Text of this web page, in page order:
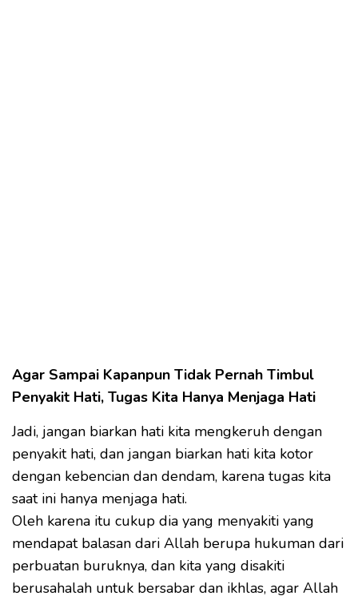
Agar Sampai Kapanpun Tidak Pernah Timbul
Penyakit Hati, Tugas Kita Hanya Menjaga Hati
Jadi, jangan biarkan hati kita mengkeruh dengan
penyakit hati, dan jangan biarkan hati kita kotor
dengan kebencian dan dendam, karena tugas kita
saat ini hanya menjaga hati.
Oleh karena itu cukup dia yang menyakiti yang
mendapat balasan dari Allah berupa hukuman dari
perbuatan buruknya, dan kita yang disakiti
berusahalah untuk bersabar dan ikhlas, agar Allah